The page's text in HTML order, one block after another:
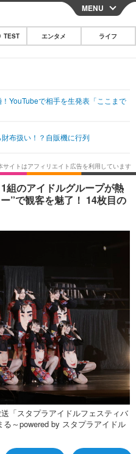
CLOSE
その他
映画・ドラマ
韓国・芸能
スポーツ
グルメ
ショッピング
MENU
TEST エンタメ ライフ
YouTubeで相手を生発表「ここまで
布扱い！？自販機に行列
組のアイドルグループが熱
”で観客を魅了！ 14枚目の
「スタプラアイドルフェスティバ
～powered by スタプラアイドル